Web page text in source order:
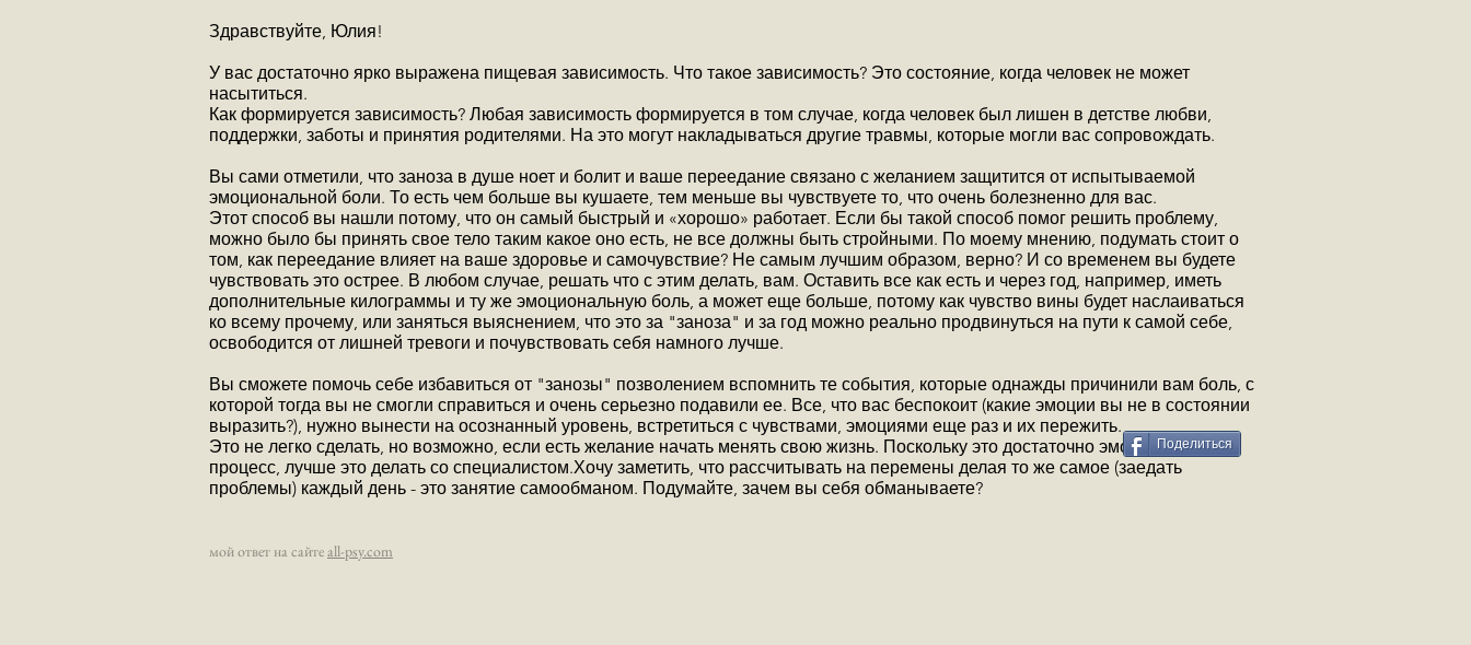
Здравствуйте, Юлия!
У вас достаточно ярко выражена пищевая зависимость. Что такое зависимость? Это состояние, когда человек не может
насытиться.
Как формируется зависимость? Любая зависимость формируется в том случае, когда человек был лишен в детстве любви,
поддержки, заботы и принятия родителями. На это могут накладываться другие травмы, которые могли вас сопровождать.
Вы сами отметили, что заноза в душе ноет и болит и ваше переедание связано с желанием защитится от испытываемой
эмоциональной боли. То есть чем больше вы кушаете, тем меньше вы чувствуете то, что очень болезненно для вас.
Этот способ вы нашли потому, что он самый быстрый и «хорошо» работает. Если бы такой способ помог решить проблему,
можно было бы принять свое тело таким какое оно есть, не все должны быть стройными. По моему мнению, подумать стоит о
том, как переедание влияет на ваше здоровье и самочувствие? Не самым лучшим образом, верно? И со временем вы будете
чувствовать это острее. В любом случае, решать что с этим делать, вам. Оставить все как есть и через год, например, иметь
дополнительные килограммы и ту же эмоциональную боль, а может еще больше, потому как чувство вины будет наслаиваться
ко всему прочему, или заняться выяснением, что это за "заноза" и за год можно реально продвинуться на пути к самой себе,
освободится от лишней тревоги и почувствовать себя намного лучше.
Вы сможете помочь себе избавиться от "занозы" позволением вспомнить те события, которые однажды причинили вам боль, с
которой тогда вы не смогли справиться и очень серьезно подавили ее. Все, что вас беспокоит (какие эмоции вы не в состоянии
выразить?), нужно вынести на осознанный уровень, встретиться с чувствами, эмоциями еще раз и их пережить.
Это не легко сделать, но возможно, если есть желание начать менять свою жизнь. Поскольку это достаточно эмоциональный
процесс, лучше это делать со специалистом.Хочу заметить, что рассчитывать на перемены делая то же самое (заедать
проблемы) каждый день - это занятие самообманом. Подумайте, зачем вы себя обманываете?
мой ответ на сайтеall-psy.com
Поделиться